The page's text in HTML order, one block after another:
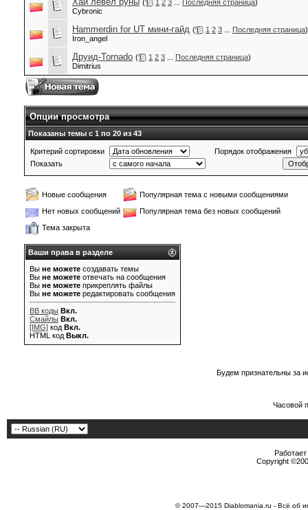
( 1 2 3 Последняя страница)
Cybronic
Hammerdin for UT мини-гайд ( 1 2 3 Последняя страница)
Iron_angel
Друид-Tornado ( 1 2 3 Последняя страница)
Dimitrius
Опции просмотра
Показаны темы с 1 по 20 из 43
Критерий сортировки
Порядок отображения
Показать
Новые сообщения
Популярная тема с новыми сообщениями
Нет новых сообщений
Популярная тема без новых сообщений
Тема закрыта
Ваши права в разделе
Вы не можете создавать темы
Вы не можете отвечать на сообщения
Вы не можете прикреплять файлы
Вы не можете редактировать сообщения
BB коды Вкл.
Смайлы Вкл.
[IMG] код Вкл.
HTML код Выкл.
Будем признательны за
Часовой
Copyright
© 2007—2015 Diablomania.ru - Всё об